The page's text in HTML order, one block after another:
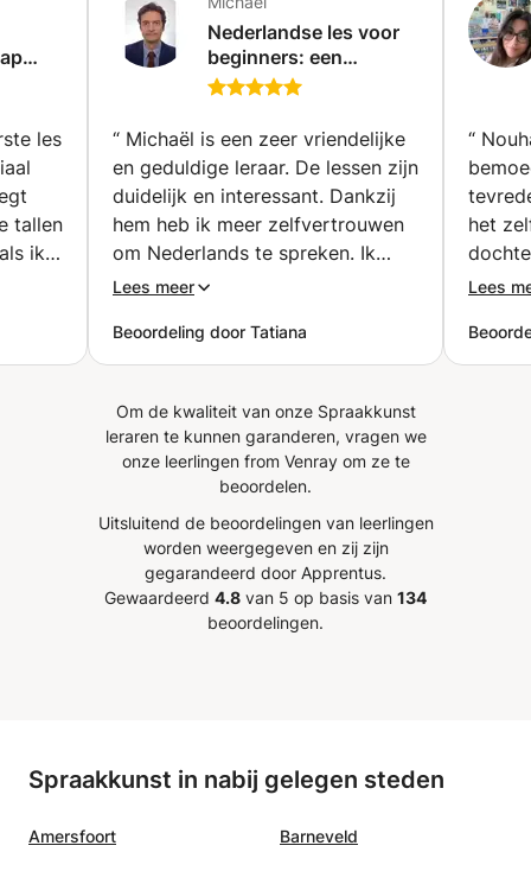
les
tallen
ik
Nederlandse les voor
beginners: een
eenvoudige en
(Ukkel)
“ Michaël is een zeer vriendelijke
en geduldige leraar. De lessen zijn
duidelijk en interessant. Dankzij
hem heb ik meer zelfvertrouwen
om Nederlands te spreken. Ik
raad zijn lessen zeker aan!
Lees meer
Beoordeling door Tatiana
“
het
Lees
Om de kwaliteit van onze Spraakkunst
leraren te kunnen garanderen, vragen we
onze leerlingen from Venray om ze te
beoordelen.
Uitsluitend de beoordelingen van leerlingen
worden weergegeven en zij zijn
gegarandeerd door Apprentus.
Gewaardeerd 4.8 van 5 op basis van 134
beoordelingen.
Spraakkunst in nabij gelegen steden
Amersfoort Barneveld